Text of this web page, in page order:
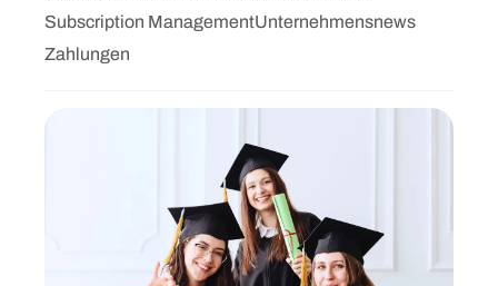
Subscription ManagementUnternehmensnews
Zahlungen